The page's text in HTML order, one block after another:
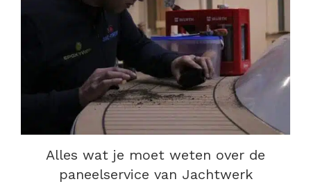
Alles wat je moet weten over de
paneelservice van Jachtwerk